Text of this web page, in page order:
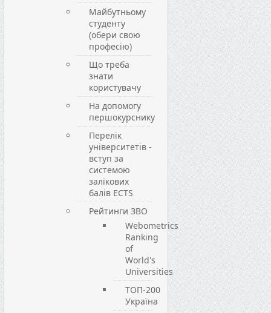
Майбутньому
студенту
(обери свою
професію)
Що треба
знати
користувачу
На допомогу
першокурснику
Перелік
університетів -
вступ за
системою
залікових
балів ECTS
Рейтинги ЗВО
Webometrics
Ranking
of
World's
Universities
ТОП-200
Україна